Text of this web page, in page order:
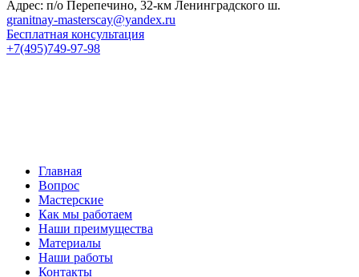
Адрес: п/о Перепечино, 32-км Ленинградского ш.
granitnay-masterscay@yandex.ru
Бесплатная консультация
+7(495)749-97-98
Главная
Вопрос
Мастерские
Как мы работаем
Наши преимущества
Материалы
Наши работы
Контакты